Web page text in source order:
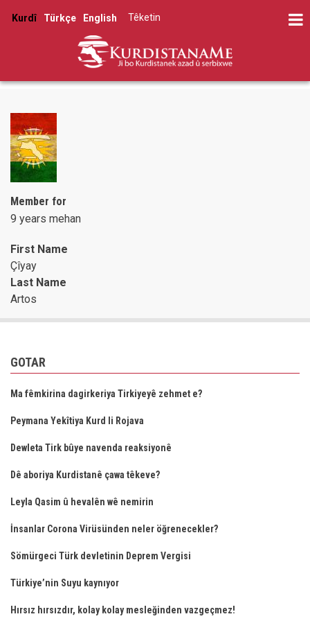
Kurdî Türkçe English
account
menu
Têketin
Member for
9 years mehan
First Name
Çîyay
Last Name
Artos
GOTAR
Ma fêmkirina dagirkeriya Tirkiyeyê zehmet e?
Peymana Yekîtiya Kurd li Rojava
Dewleta Tirk bûye navenda reaksiyonê
Dê aboriya Kurdistanê çawa têkeve?
Leyla Qasim û hevalên wê nemirin
İnsanlar Corona Virüsünden neler öğrenecekler?
Sömürgeci Türk devletinin Deprem Vergisi
Türkiye’nin Suyu kaynıyor
Hırsız hırsızdır, kolay kolay mesleğinden vazgeçmez!